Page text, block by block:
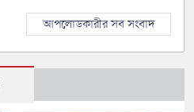
আপলোডকারীর সব সংবাদ